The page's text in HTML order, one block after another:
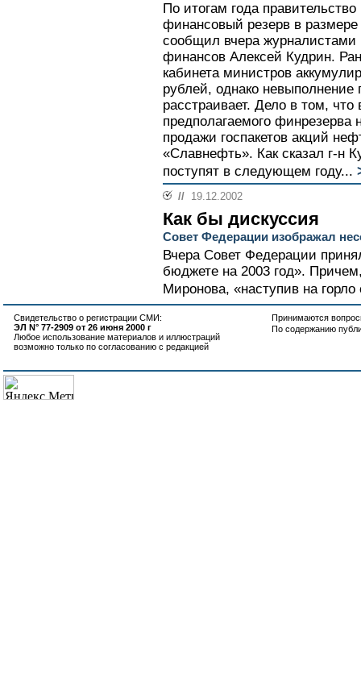
По итогам года
финансовый резерв в
сообщил вчера
финансов Алексей Кудрин.
кабинета министров
рублей, однако невыполнение
расстраивает. Дело в том,
предполагаемого финрезерва
продажи госпакетов акций
«Славнефть». Как сказал г-н
поступят в следующем году...
// 19.12.2002
Как бы дискуссия
Совет Федерации изображал
Вчера Совет Федерации
бюджете на 2003 год».
Миронова, «наступив на
Свидетельство о регистрации СМИ:
ЭЛ N° 77-2909 от 26 июня 2000 г
Любое использование материалов и иллюстраций
возможно только по согласованию с редакцией
Принимаются
По содержанию